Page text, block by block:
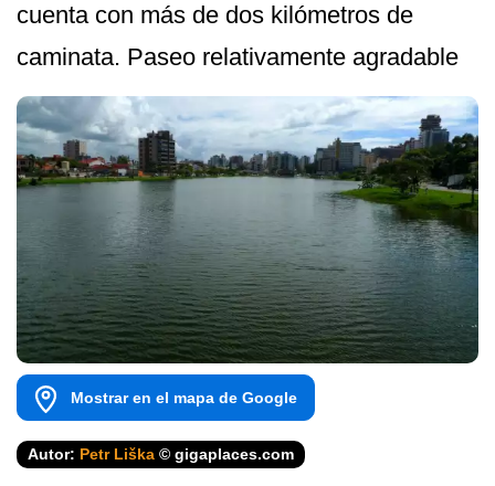
cuenta con más de dos kilómetros de
caminata. Paseo relativamente agradable
Mostrar en el mapa de Google
Autor: Petr Liška © gigaplaces.com